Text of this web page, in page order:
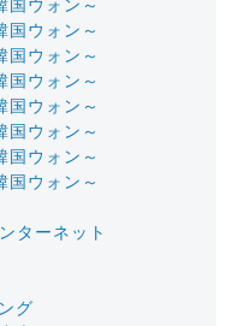
国ウォン～
国ウォン～
国ウォン～
国ウォン～
国ウォン～
国ウォン～
国ウォン～
国ウォン～
ターネット
グ